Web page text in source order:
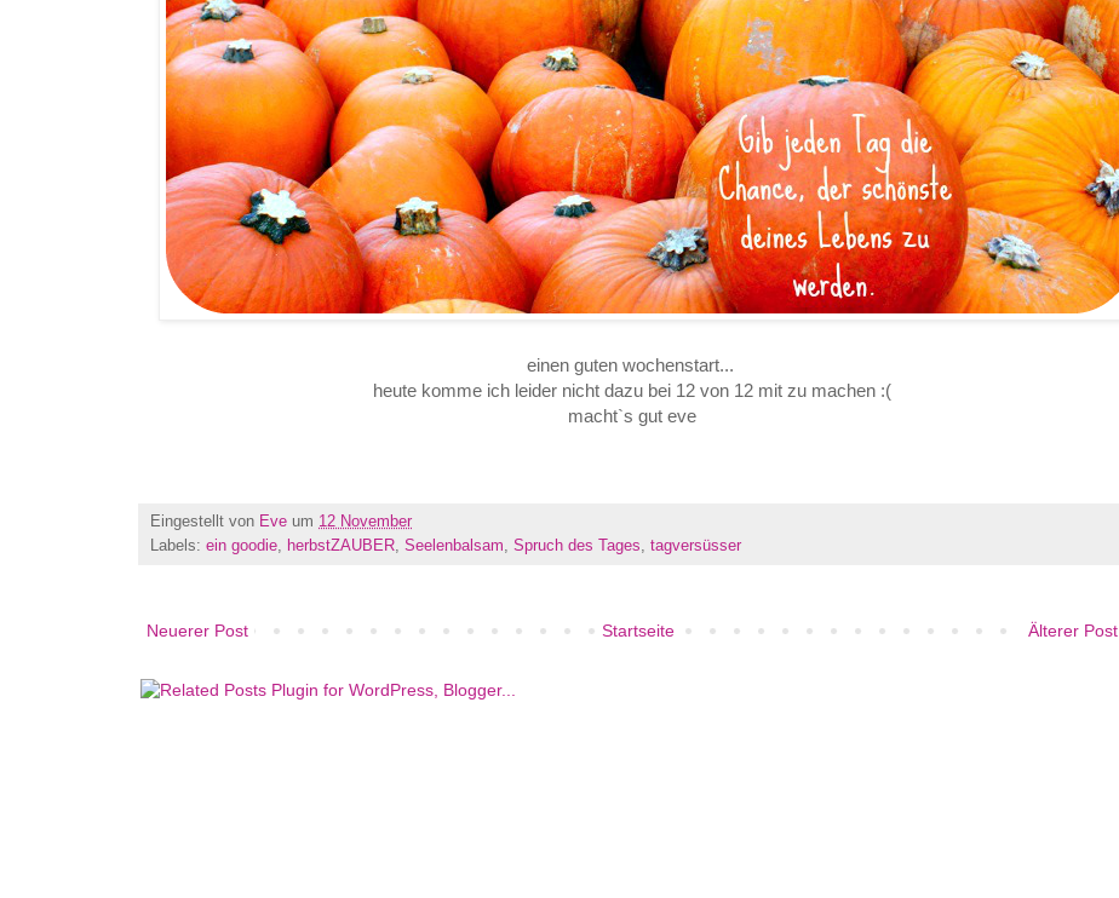
einen guten wochenstart...
heute komme ich leider nicht dazu bei 12 von 12 mit zu machen :(
macht`s gut eve
Eingestellt von Eve um 12 November
Labels: ein goodie herbstZAUBER Seelenbalsam Spruch des Tages tagversüsser
Neuerer Post Älterer Post
Startseite